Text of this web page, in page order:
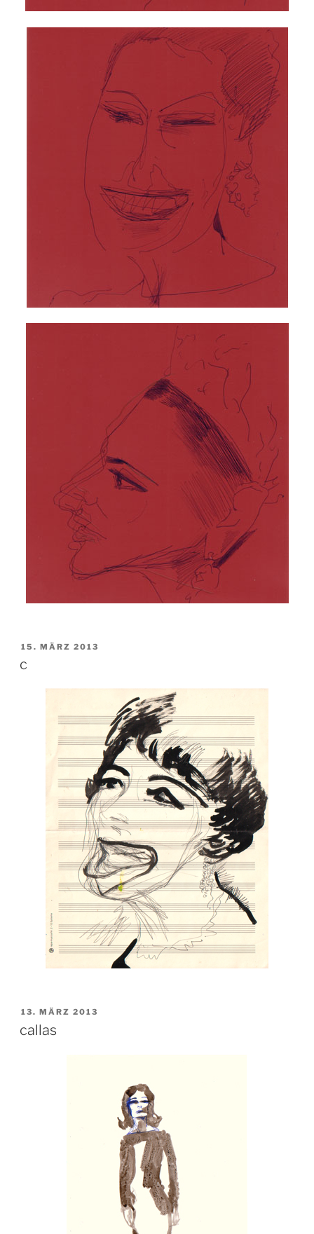
VERÖFFENTLICHT
15. MÄRZ 2013
c
VERÖFFENTLICHT
AM
13. MÄRZ 2013
callas